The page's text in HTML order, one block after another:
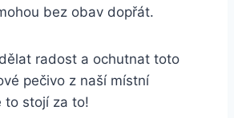
bez obav dopřát.
radost a ochutnat toto
pečivo z naší místní
to stojí za to!